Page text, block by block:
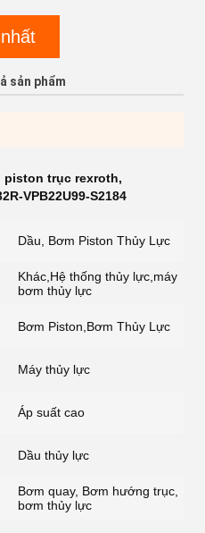
sản phẩm
piston trục rexroth,
VPB22U99-S2184
Dầu, Bơm Piston Thủy Lực
Khác,Hệ thống thủy lực,máy
bơm thủy lực
Bơm Piston,Bơm Thủy Lực
Máy thủy lực
Áp suất cao
Dầu thủy lực
Bơm quay, Bơm hướng trục,
bơm thủy lực